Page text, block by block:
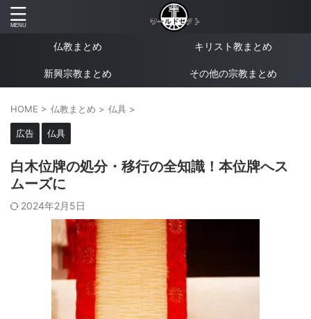
仏教まとめ キリスト教まとめ
新興宗教まとめ その他の宗教まとめ
HOME > 仏教まとめ > 仏具 >
広告 仏具
白木位牌の処分・移行の全知識！本位牌へス
ムーズに
2024年2月5日